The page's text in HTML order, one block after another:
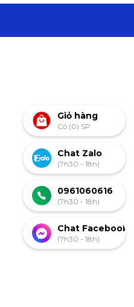
Giỏ hàng
Có (0) SP
Chat Zalo
(7h30 - 18h)
0961060616
(7h30 - 18h)
Chat Facebook
(7h30 - 18h)